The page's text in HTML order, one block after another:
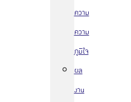
ความ
ความ
ภูมิใจ
ผล
งาน